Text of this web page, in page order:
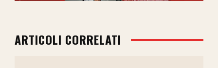
ARTICOLI CORRELATI